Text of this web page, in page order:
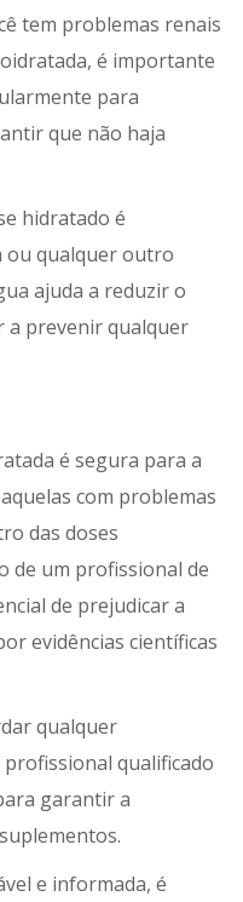
tem problemas renais
é importante
para
que não haja
hidratado é
ou qualquer outro
ajuda a reduzir o
a prevenir qualquer
é segura para a
com problemas
das doses
de um profissional de
de prejudicar a
evidências científicas
qualquer
qualificado
garantir a
e informada, é